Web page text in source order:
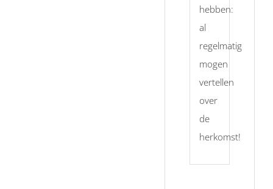
hebben:
al
regelmatig
mogen
vertellen
over
de
herkomst!